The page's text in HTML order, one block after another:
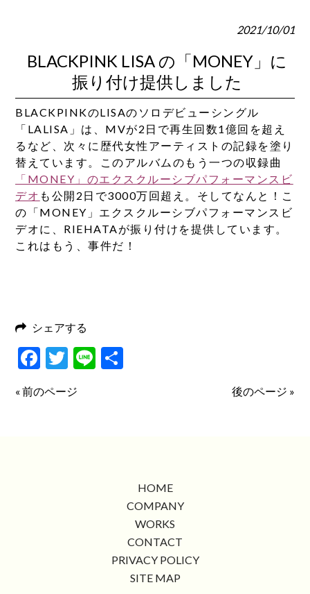
2021/10/01
BLACKPINK LISA の「MONEY」に
振り付け提供しました
BLACKPINKのLISAのソロデビューシングル
「LALISA」は、 MVが2日で再生回数1億回を超え
るなど、次々に歴代女性アーティストの記録を塗り
替えています。このアルバムのもう一つの収録曲
「MONEY」のエクスクルーシブパフォーマンスビ
デオ も公開2日で3000万回超え。そしてなんと！こ
の「MONEY」エクスクルーシブパフォーマンスビ
デオに、RIEHATAが振り付けを提供しています。
これはもう、事件だ！
シェアする
Facebook
Twitter
Line
« 前のページ 後のページ »
HOME
COMPANY
WORKS
CONTACT
PRIVACY POLICY
SITE MAP